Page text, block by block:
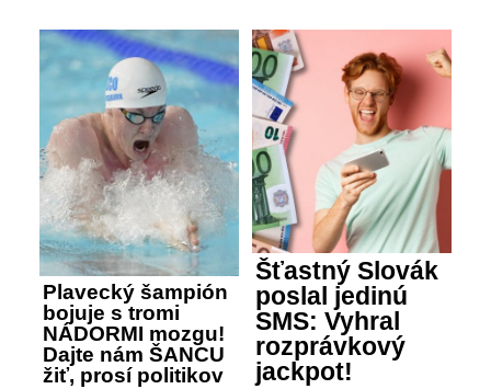
Plavecký šampión
bojuje s tromi
NÁDORMI mozgu!
Dajte nám ŠANCU
žiť, prosí politikov
Šťastný Slovák
poslal jedinú
SMS: Vyhral
rozprávkový
jackpot!